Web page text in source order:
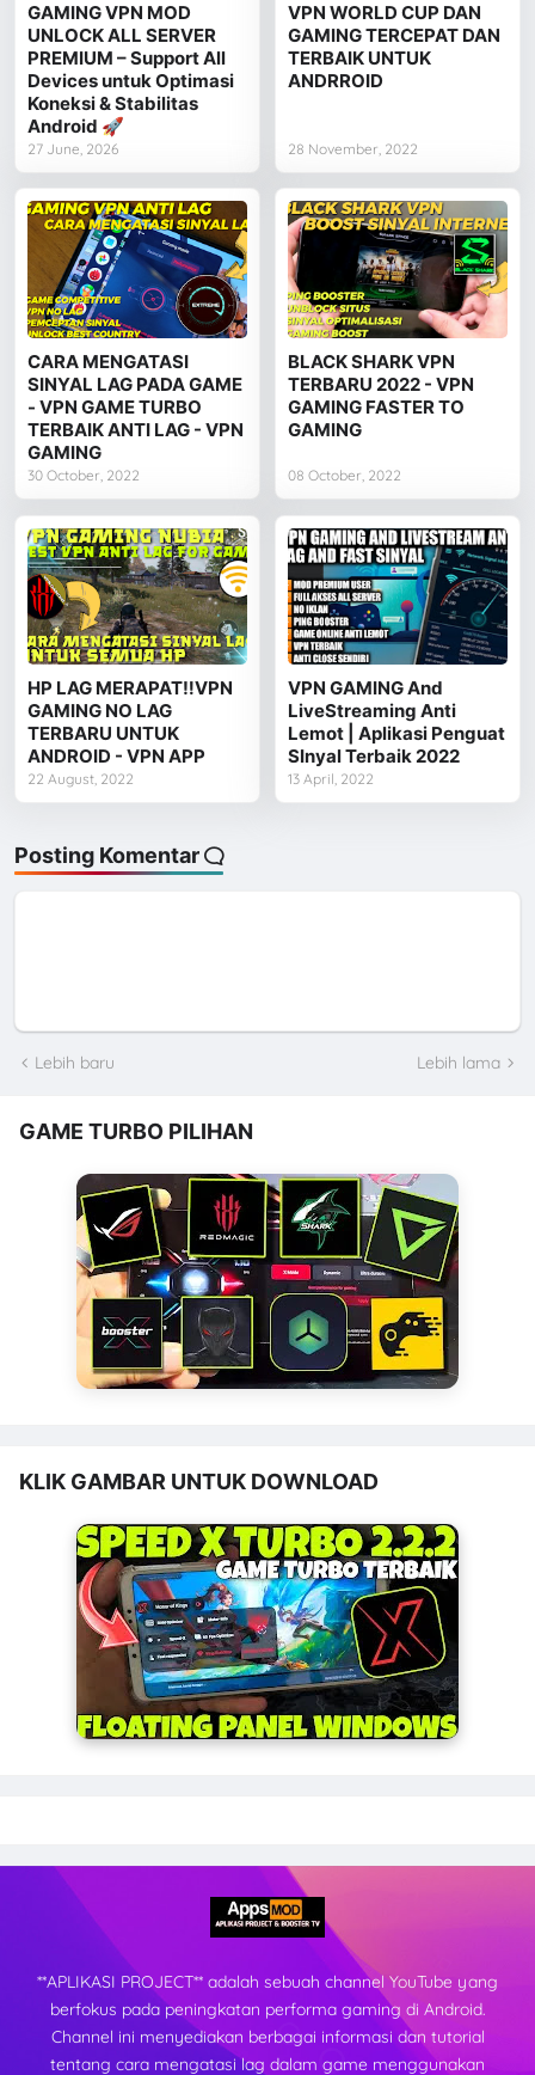
GAMING VPN MOD
UNLOCK ALL SERVER
PREMIUM – Support All
Devices untuk Optimasi
Koneksi & Stabilitas
Android 🚀
27 June, 2026
VPN WORLD CUP DAN
GAMING TERCEPAT DAN
TERBAIK UNTUK
ANDRROID
28 November, 2022
CARA MENGATASI
SINYAL LAG PADA GAME
- VPN GAME TURBO
TERBAIK ANTI LAG - VPN
GAMING
30 October, 2022
BLACK SHARK VPN
TERBARU 2022 - VPN
GAMING FASTER TO
GAMING
08 October, 2022
HP LAG MERAPAT‼️VPN
GAMING NO LAG
TERBARU UNTUK
ANDROID - VPN APP
22 August, 2022
VPN GAMING And
LiveStreaming Anti
Lemot | Aplikasi Penguat
SInyal Terbaik 2022
13 April, 2022
Posting Komentar
Lebih baru Lebih lama
GAME TURBO PILIHAN
KLIK GAMBAR UNTUK DOWNLOAD
**APLIKASI PROJECT** adalah sebuah channel YouTube yang
berfokus pada peningkatan performa gaming di Android.
Channel ini menyediakan berbagai informasi dan tutorial
tentang cara mengatasi lag dalam game menggunakan